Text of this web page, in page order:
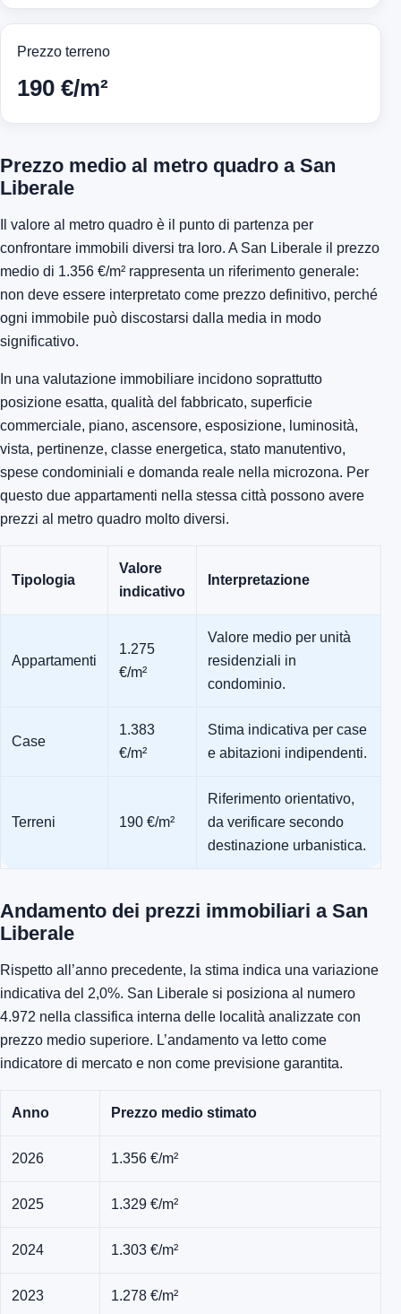
Prezzo terreno
190 €/m²
Prezzo medio al metro quadro a San
Liberale
Il valore al metro quadro è il punto di partenza per
confrontare immobili diversi tra loro. A San Liberale il prezzo
medio di 1.356 €/m² rappresenta un riferimento generale:
non deve essere interpretato come prezzo definitivo, perché
ogni immobile può discostarsi dalla media in modo
significativo.
In una valutazione immobiliare incidono soprattutto
posizione esatta, qualità del fabbricato, superficie
commerciale, piano, ascensore, esposizione, luminosità,
vista, pertinenze, classe energetica, stato manutentivo,
spese condominiali e domanda reale nella microzona. Per
questo due appartamenti nella stessa città possono avere
prezzi al metro quadro molto diversi.
Tipologia
Valore
indicativo
Interpretazione
Appartamenti
1.275
€/m²
Valore medio per unità
residenziali in
condominio.
Case
1.383
€/m²
Stima indicativa per case
e abitazioni indipendenti.
Terreni 190 €/m²
Riferimento orientativo,
da verificare secondo
destinazione urbanistica.
Andamento dei prezzi immobiliari a San
Liberale
Rispetto all’anno precedente, la stima indica una variazione
indicativa del 2,0%. San Liberale si posiziona al numero
4.972 nella classifica interna delle località analizzate con
prezzo medio superiore. L’andamento va letto come
indicatore di mercato e non come previsione garantita.
Anno Prezzo medio stimato
2026 1.356 €/m²
2025 1.329 €/m²
2024 1.303 €/m²
2023 1.278 €/m²